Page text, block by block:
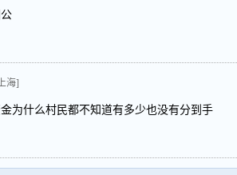
海]
为什么村民都不知道有多少也没有分到手